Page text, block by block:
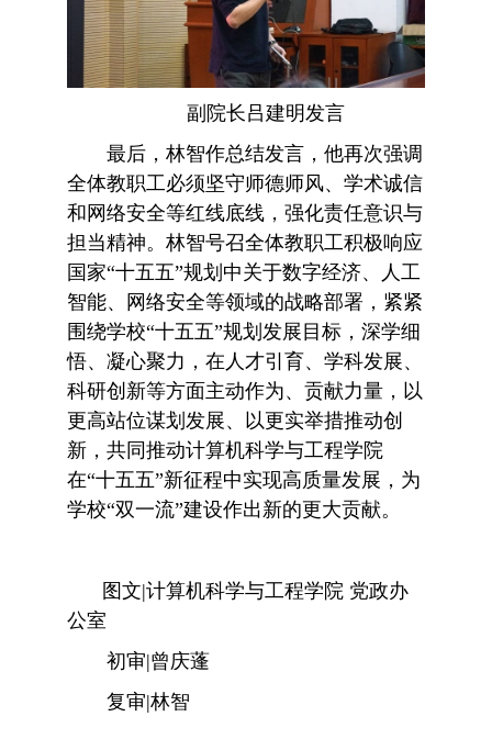
副院长吕建明发言
最后，林智作总结发言，他再次强调
全体教职工必须坚守师德师风、学术诚信
和网络安全等红线底线，强化责任意识与
担当精神。 林智号召全体教职工积极响应
国家“十五五”规划中关于数字经济、人工
智能、网络安全等领域的战略部署，紧紧
围绕学校“十五五”规划发展目标，深学细
悟、凝心聚力，在人才引育、学科发展、
科研创新等方面主动作为、贡献力量，以
更高站位谋划发展、以更实举措推动创
新，共同推动计算机科学与工程学院
在“十五五”新征程中实现高质量发展，为
学校“双一流”建设作出新的更大贡献。
图文|计算机科学与工程学院 党政办
公室
初审|曾庆蓬
复审|林智